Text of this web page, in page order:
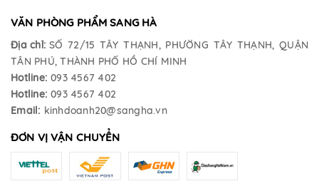
VĂN PHÒNG PHẨM SANG HÀ
Địa chỉ: SỐ 72/15 TÂY THẠNH, PHƯỜNG TÂY THẠNH, QUẬN
TÂN PHÚ, THÀNH PHỐ HỒ CHÍ MINH
Hotline: 093 4567 402
Hotline: 093 4567 402
Email: kinhdoanh20@sangha.vn
ĐƠN VỊ VẬN CHUYỂN